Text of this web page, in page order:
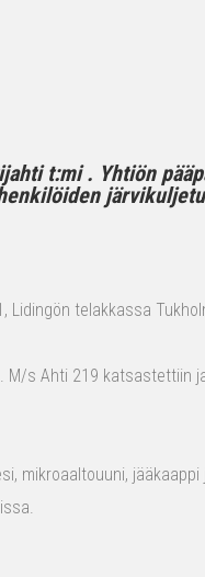
t:mi . Yhtiön
telakkassa
M/s Ahti 219 katsastettiin
mikroaaltouuni,